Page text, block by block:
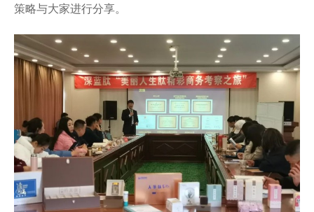
策略与大家进行分享。